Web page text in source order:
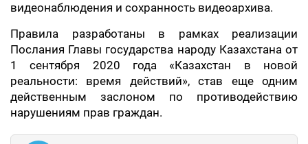
видеонаблюдения и сохранность видеоархива.
Правила разработаны в рамках реализации
Послания Главы государства народу Казахстана от
1 сентября 2020 года «Казахстан в новой
реальности: время действий», став еще одним
действенным заслоном по противодействию
нарушениям прав граждан.